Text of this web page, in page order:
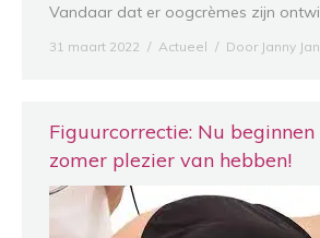
Vandaar dat er oogcrèmes zijn
31 maart 2022 Actueel Door Janny
Figuurcorrectie: Nu beginnen
zomer plezier van hebben!